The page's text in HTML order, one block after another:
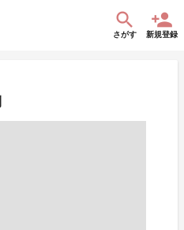
さがす 新規登録